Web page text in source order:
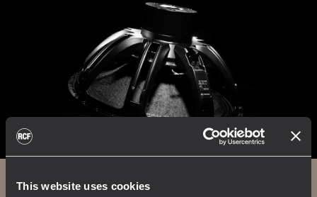
This website uses cookies